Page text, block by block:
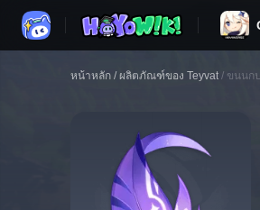
หน้าหลัก / ผลิตภัณฑ์ของ Teyvat / ขนนก